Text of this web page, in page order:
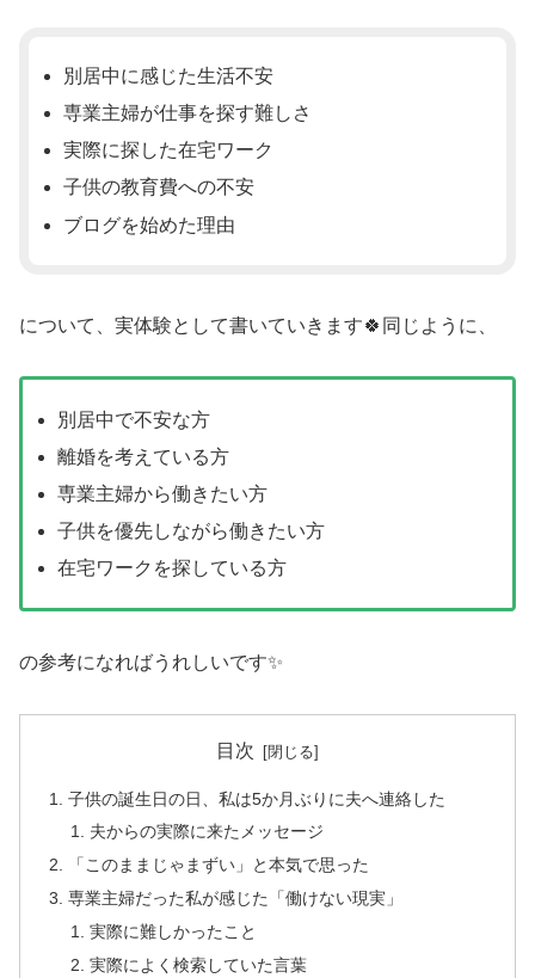
別居中に感じた生活不安
専業主婦が仕事を探す難しさ
実際に探した在宅ワーク
子供の教育費への不安
ブログを始めた理由
について、実体験として書いていきます🍀同じように、
別居中で不安な方
離婚を考えている方
専業主婦から働きたい方
子供を優先しながら働きたい方
在宅ワークを探している方
の参考になればうれしいです✨
目次
子供の誕生日の日、私は5か月ぶりに夫へ連絡した
夫からの実際に来たメッセージ
「このままじゃまずい」と本気で思った
専業主婦だった私が感じた「働けない現実」
実際に難しかったこと
実際によく検索していた言葉